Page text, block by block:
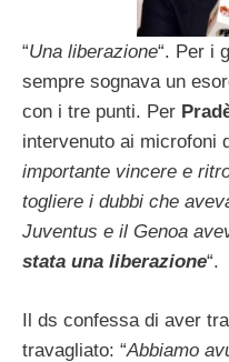
“Una liberazione“. Per i
sempre sognava un
con i tre punti. Per
intervenuto ai microfoni
importante vincere e
togliere i dubbi che
Juventus e il Genoa
stata una liberazione“.
Il ds confessa di aver
travagliato: “Abbiamo